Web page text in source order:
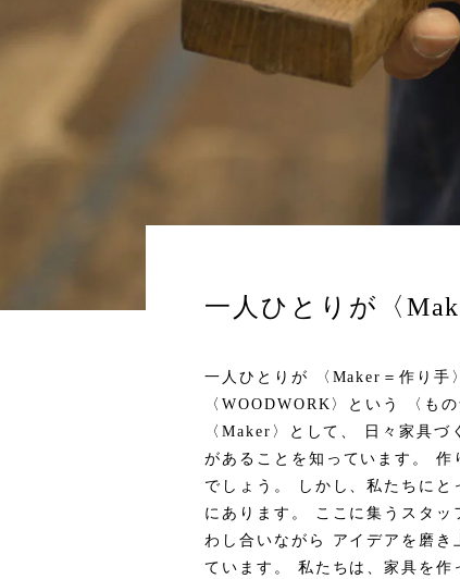
一人ひとりが〈
一人ひとりが 〈Maker＝作り手
〈WOODWORK〉という 〈も
〈Maker〉として、 日々家具
があることを知っています。
でしょう。 しかし、私たちに
にあります。 ここに集うスタ
わし合いながら アイデアを磨
ています。 私たちは、家具を